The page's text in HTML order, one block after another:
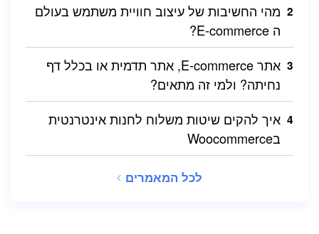
מהי החשיבות של עיצוב חוויית משתמש בעולם
ה E-commerce?
אתר E-commerce, אתר תדמית או בכלל דף
נחיתה? ולמי זה מתאים?
איך להקים שיטות משלוח לחנות אינטרנטית
בWoocommerce
לכל המאמרים